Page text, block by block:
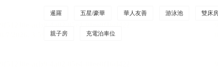
暹羅 五星/豪華 華人友善 游泳池 雙床
親子房 充電泊車位